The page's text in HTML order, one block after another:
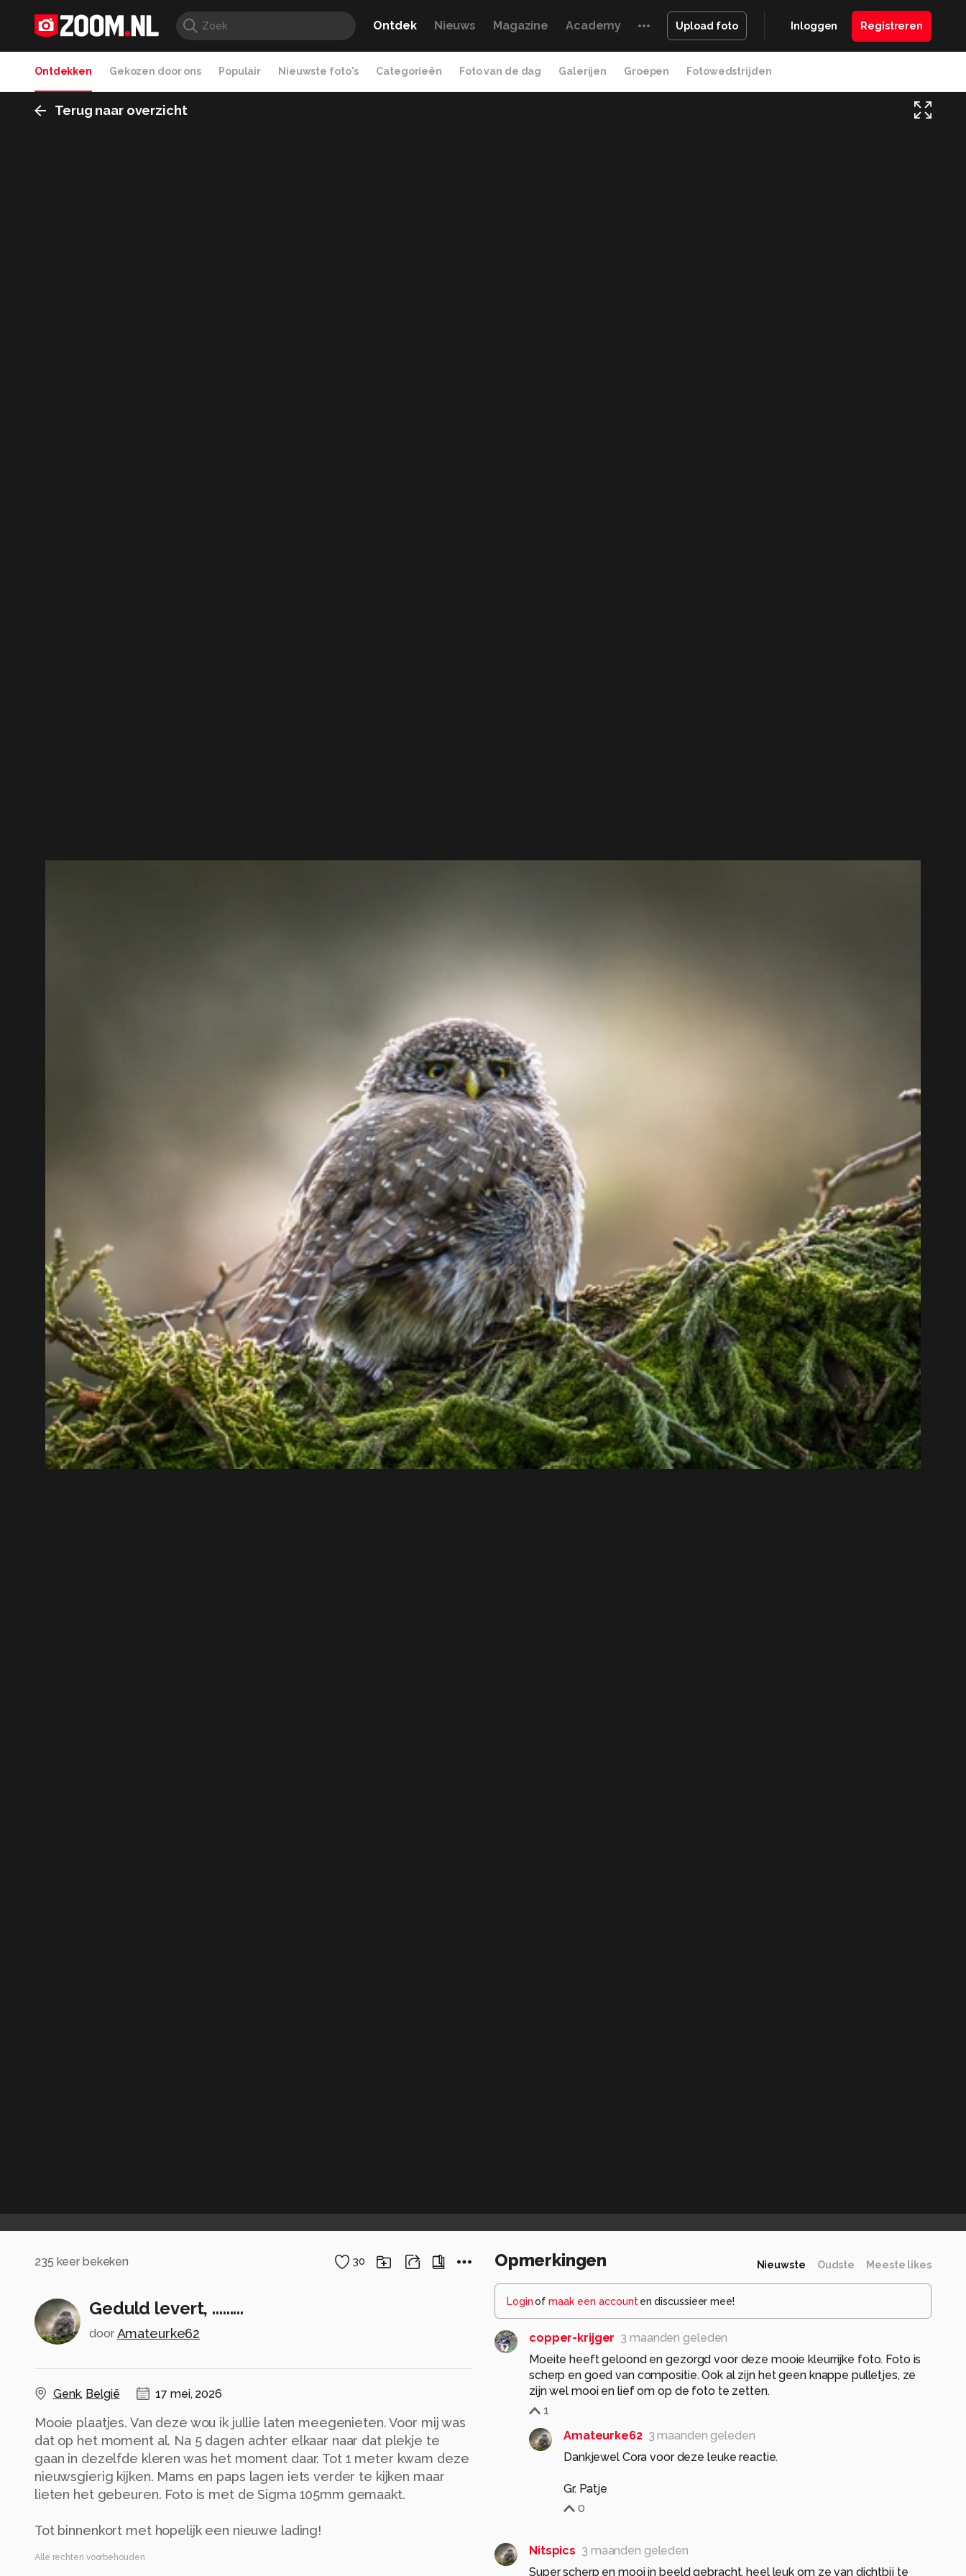
Ontdek Nieuws Magazine Academy Upload foto Inloggen Registreren
Ontdekken Gekozen door ons Populair Nieuwste foto's Categorieën Foto van de dag Galerijen Groepen Fotowedstrijden
Terug naar overzicht
235 keer bekeken 30
Geduld levert, .........
door Amateurke62
Genk, België 17 mei, 2026
Mooie plaatjes. Van deze wou ik jullie laten meegenieten. Voor mij was
dat op het moment al. Na 5 dagen achter elkaar naar dat plekje te
gaan in dezelfde kleren was het moment daar. Tot 1 meter kwam deze
nieuwsgierig kijken. Mams en paps lagen iets verder te kijken maar
lieten het gebeuren. Foto is met de Sigma 105mm gemaakt.
Tot binnenkort met hopelijk een nieuwe lading!
Alle rechten voorbehouden
Opmerkingen Nieuwste Oudste Meeste likes
Loginof maak een account en discussieer mee!
copper-krijger 3 maanden geleden
Moeite heeft geloond en gezorgd voor deze mooie kleurrijke foto. Foto is
scherp en goed van compositie. Ook al zijn het geen knappe pulletjes, ze
zijn wel mooi en lief om op de foto te zetten.
1
Amateurke62 3 maanden geleden
Dankjewel Cora voor deze leuke reactie.
Gr. Patje
0
Nitspics 3 maanden geleden
Super scherp en mooi in beeld gebracht, heel leuk om ze van dichtbij te